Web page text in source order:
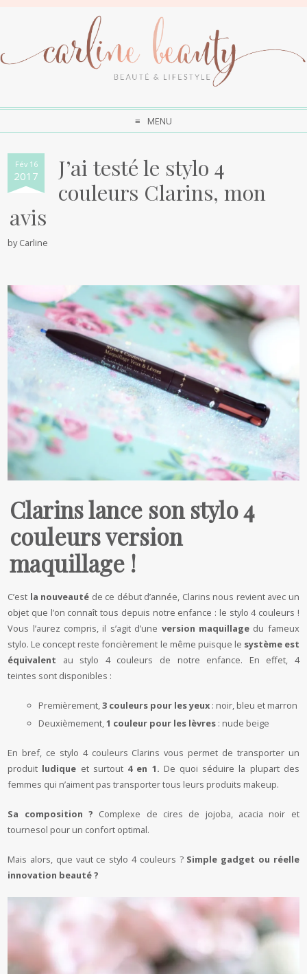
MENU
Fév 16
2017
J’ai testé le stylo 4
couleurs Clarins, mon
avis
byCarline
Clarins lance son stylo 4
couleurs version
maquillage !
C’est la nouveauté de ce début d’année, Clarins nous revient avec un
objet que l’on connaît tous depuis notre enfance : le stylo 4 couleurs !
Vous l’aurez compris, il s’agit d’une version maquillage du fameux
stylo. Le concept reste foncièrement le même puisque le système est
équivalent au stylo 4 couleurs de notre enfance. En effet, 4
teintes sont disponibles :
Premièrement,3 couleurs pour les yeux : noir, bleu et marron
Deuxièmement,1 couleur pour les lèvres : nude beige
En bref, ce stylo 4 couleurs Clarins vous permet de transporter un
produit ludique et surtout4 en 1. De quoi séduire la plupart des
femmes qui n’aiment pas transporter tous leurs produits makeup.
Sa composition ? Complexe de cires de jojoba, acacia noir et
tournesol pour un confort optimal.
Mais alors, que vaut ce stylo 4 couleurs ?Simple gadget ou réelle
innovation beauté ?